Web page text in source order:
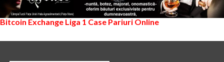
Bitcoin Exchange Liga 1 Case Pariuri Online